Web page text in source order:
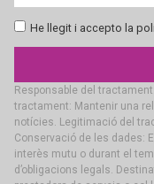
He llegit i accepto la
Responsable del
tractament: Mantenir una
notícies. Legitimació del
Conservació de les dades:
interès mutu o durant el
d’obligacions legals.